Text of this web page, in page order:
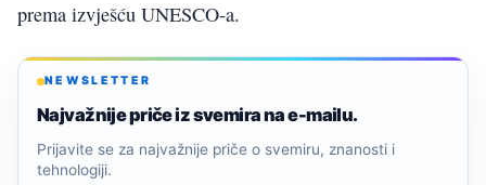
prema izvješću UNESCO-a.
NEWSLETTER
Najvažnije priče iz svemira na e-mailu.
Prijavite se za najvažnije priče o svemiru, znanosti i
tehnologiji.